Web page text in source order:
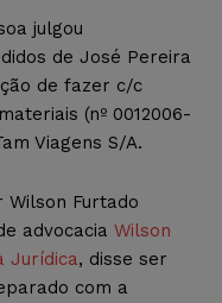
julgou
de José Pereira
de fazer c/c
(nº 0012006-
Viagens S/A.
Furtado
advocacia Wilson
Jurídica, disse ser
com a